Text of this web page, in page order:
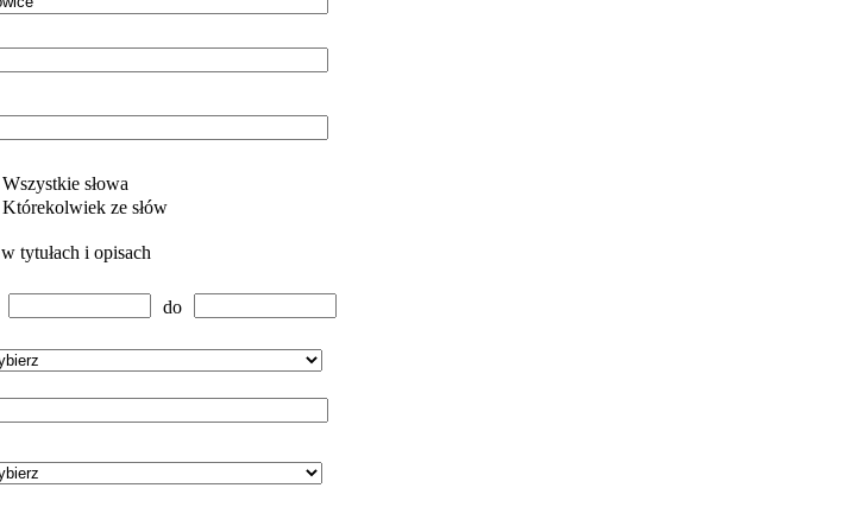
Wszystkie słowa
Którekolwiek ze słów
w tytułach i opisach
do